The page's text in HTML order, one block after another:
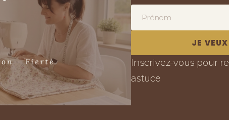
JE
Inscrivez-vous pour
astuce